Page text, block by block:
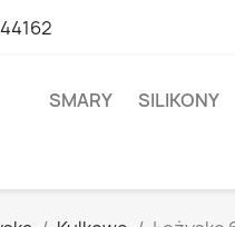
SMARY SILIKONY